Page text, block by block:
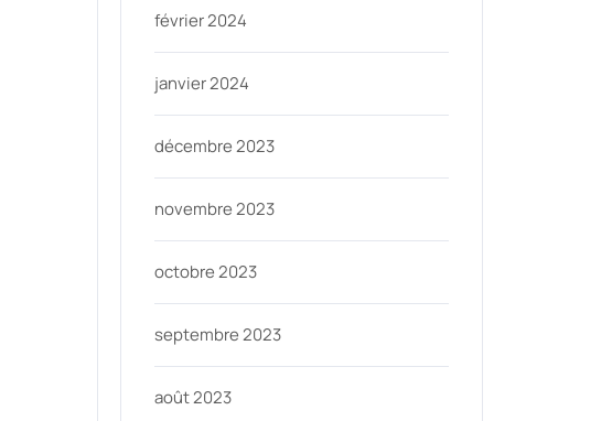
février 2024
janvier 2024
décembre 2023
novembre 2023
octobre 2023
septembre 2023
août 2023